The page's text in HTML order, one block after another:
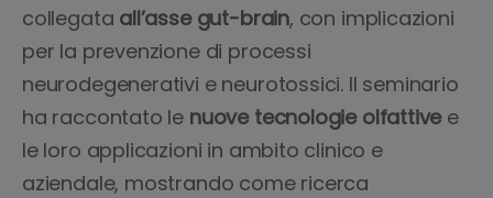
collegata all’asse gut-brain, con implicazioni
per la prevenzione di processi
neurodegenerativi e neurotossici. Il seminario
ha raccontato le nuove tecnologie olfattivee
le loro applicazioni in ambito clinico e
aziendale, mostrando come ricerca